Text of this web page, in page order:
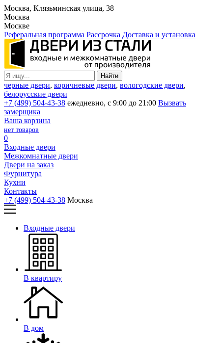
Москва, Клязьминская улица, 38
Москва
Москве
Реферальная программа Рассрочка Доставка и установка
черные двери, коричневые двери, вологодские двери,
белорусские двери
+7 (499) 504-43-38 ежедневно, с 9:00 до 21:00 Вызвать
замерщика
Ваша корзина
нет товаров
0
Входные двери
Межкомнатные двери
Двери на заказ
Фурнитура
Кухни
Контакты
+7 (499) 504-43-38 Москва
Входные двери
В квартиру
В дом